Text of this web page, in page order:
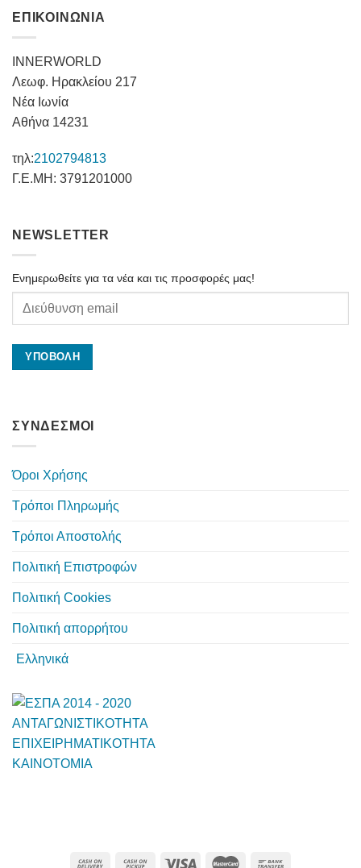
ΕΠΙΚΟΙΝΩΝΙΑ
INNERWORLD
Λεωφ. Ηρακλείου 217
Νέα Ιωνία
Αθήνα 14231
τηλ:2102794813
Γ.Ε.ΜΗ: 3791201000
NEWSLETTER
Ενημερωθείτε για τα νέα και τις προσφορές μας!
ΣΥΝΔΕΣΜΟΙ
Όροι Χρήσης
Τρόποι Πληρωμής
Τρόποι Αποστολής
Πολιτική Επιστροφών
Πολιτική Cookies
Πολιτική απορρήτου
Ελληνικά